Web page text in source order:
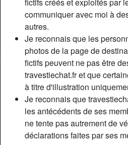
communiquer avec moi à
autres.
Je reconnais que les
photos de la page de
fictifs peuvent ne pas être
travestiechat.fr et que
à titre d'illustration
Je reconnais que
les antécédents de ses
ne tente pas autrement de
déclarations faites par ses
Poids:
Épilé(e):
Fumeur(euse):
Description
Chantal travesti sexy. Je
chaud. Un homme + de 50 ans,
vos propositions. Pour une
jeux de rôles, faire des vidéos
tous vos envies, désirs et